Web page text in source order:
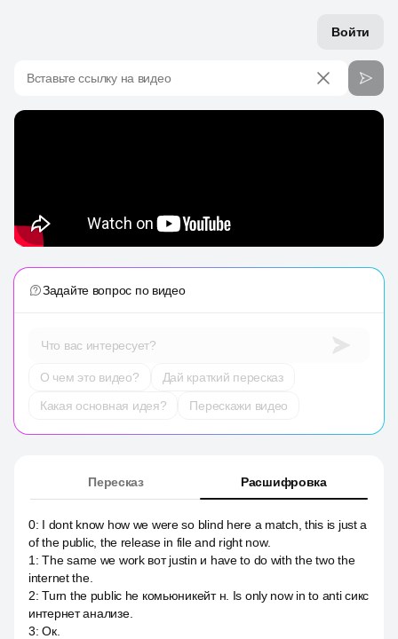
Войти
Вставьте ссылку на видео
Задайте вопрос по видео
Что вас интересует?
О чем это видео?
Дай краткий пересказ
Какая основная идея?
Перескажи видео
Пересказ Расшифровка
0: I dont know how we were so blind here a match, this is just a
of the public, the release in file and right now.
1 :The same we work вот justin и have to do with the two the
internet the.
2:Turn the public he комьюникейт н. Is only now in to anti сикс
интернет анализе.
3:Ок.